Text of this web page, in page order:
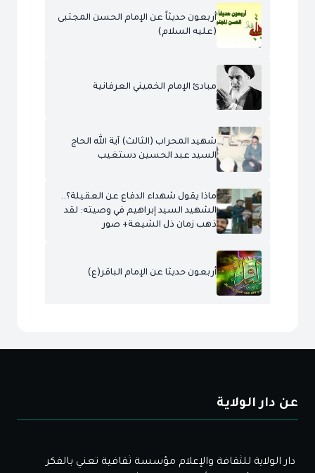
أربعون حديثاً عن الإمام الحسن المجتبى
(عليه السلام)
مبادئ الإمام الخميني العرفانية
شهيد المحراب (الثالث) آية الله الحاج
السيد عبد الحسين دستغيب
ماذا يقول شهداء الدفاع عن العقيلة؟..
الشهيد السيد إبراهيم في وصيته: لقد
ذهب زمان ذل الشيعة+ صور
أربعون حديثا عن الإمام الباقر(ع)
عن دار الولاية
دار الولاية للثقافة والإعلام مؤسسة ثقافية تعني بالفكر